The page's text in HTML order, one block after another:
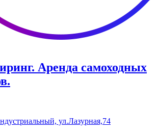
Аренда самоходных
ул.Лазурная,74